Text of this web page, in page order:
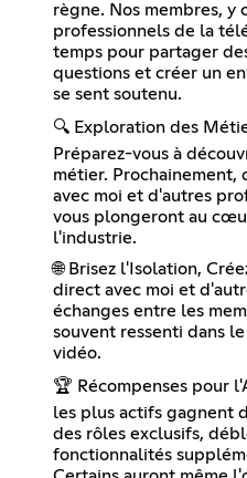
règne. Nos membres, y
professionnels de la
temps pour partager
questions et créer un
se sent soutenu.
🔍 Exploration des
Préparez-vous à
métier. Prochainement,
avec moi et d'autres
vous plongeront au
l'industrie.
🌐 Brisez l'Isolation,
direct avec moi et
échanges entre les
souvent ressenti dans
vidéo.
🏆 Récompenses pour
les plus actifs gagnent
des rôles exclusifs,
fonctionnalités